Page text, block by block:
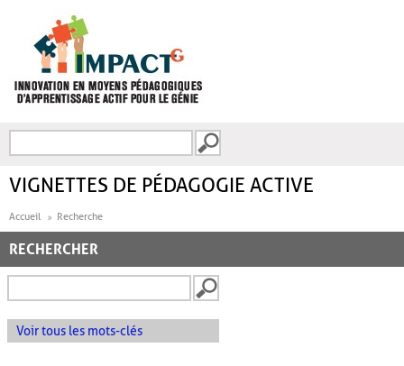
FORMULAIRE DE
VIGNETTES DE PÉDAGOGIE ACTIVE
Accueil Recherche
RECHERCHER
Voir tous les mots-clés